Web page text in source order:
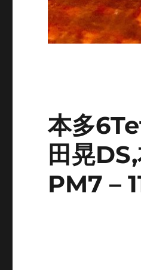
本多
田晃
PM7 –